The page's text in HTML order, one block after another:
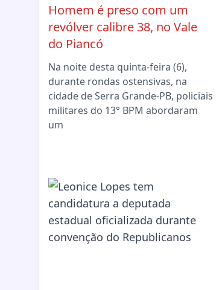
Homem é preso com um
revólver calibre 38, no Vale
do Piancó
Na noite desta quinta-feira (6),
durante rondas ostensivas, na
cidade de Serra Grande-PB, policiais
militares do 13° BPM abordaram
um